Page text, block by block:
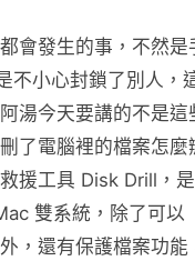
會發生的事，不然是
不小心封鎖了別人，
湯今天要講的不是這
了電腦裡的檔案怎麼
援工具 Disk Drill，
雙系統，除了可以
，還有保護檔案功能